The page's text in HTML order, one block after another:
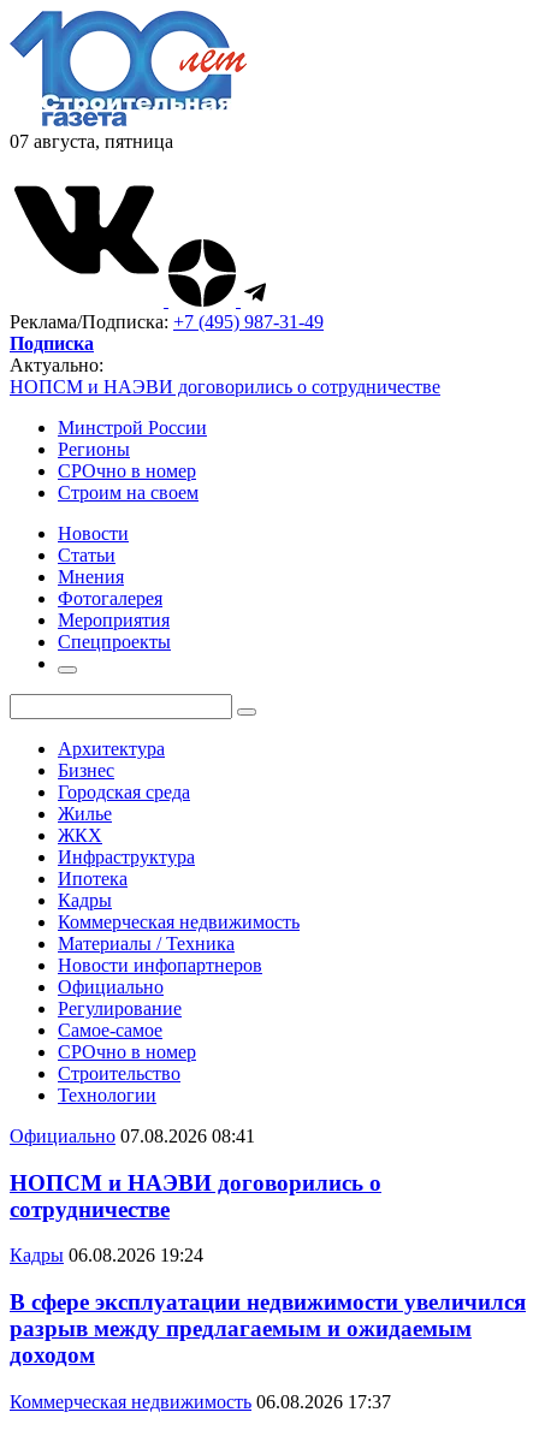
07 августа, пятница
Реклама/Подписка: +7 (495) 987-31-49
Подписка
Актуально:
НОПСМ и НАЭВИ договорились о сотрудничестве
Минстрой России
Регионы
СРОчно в номер
Строим на своем
Новости
Статьи
Мнения
Фотогалерея
Мероприятия
Спецпроекты
Архитектура
Бизнес
Городская среда
Жилье
ЖКХ
Инфраструктура
Ипотека
Кадры
Коммерческая недвижимость
Материалы / Техника
Новости инфопартнеров
Официально
Регулирование
Самое-самое
СРОчно в номер
Строительство
Технологии
Официально 07.08.2026 08:41
НОПСМ и НАЭВИ договорились о
сотрудничестве
Кадры 06.08.2026 19:24
В сфере эксплуатации недвижимости увеличился
разрыв между предлагаемым и ожидаемым
доходом
Коммерческая недвижимость 06.08.2026 17:37